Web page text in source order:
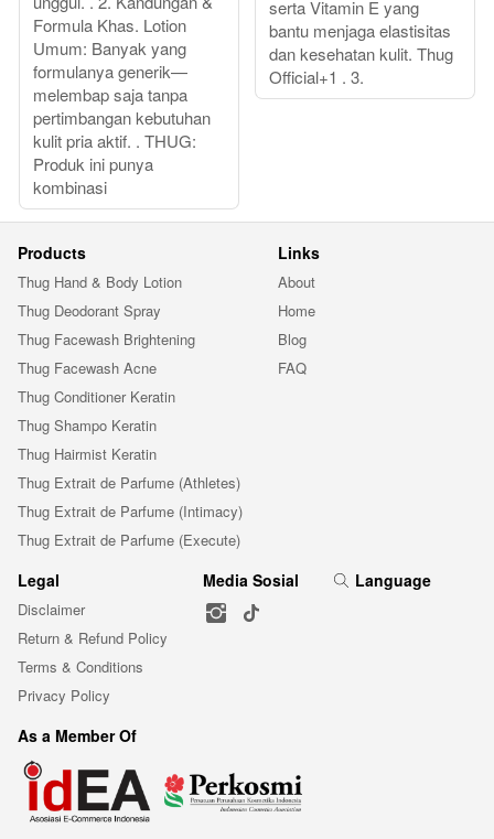
Formula Khas. Lotion
Umum: Banyak yang
formulanya generik—
melembap saja tanpa
pertimbangan kebutuhan
kulit pria aktif. . THUG:
Produk ini punya
kombinasi
serta Vitamin E yang
bantu menjaga elastisitas
dan kesehatan kulit. Thug
Official+1 . 3.
Products
Thug Hand & Body Lotion
Thug Deodorant Spray
Thug Facewash Brightening
Thug Facewash Acne
Thug Conditioner Keratin
Thug Shampo Keratin
Thug Hairmist Keratin
Thug Extrait de Parfume (Athletes)
Thug Extrait de Parfume (Intimacy)
Thug Extrait de Parfume (Execute)
Links
About
Home
Blog
FAQ
Legal
Disclaimer
Return & Refund Policy
Terms & Conditions
Privacy Policy
Media Sosial Language
As a Member Of